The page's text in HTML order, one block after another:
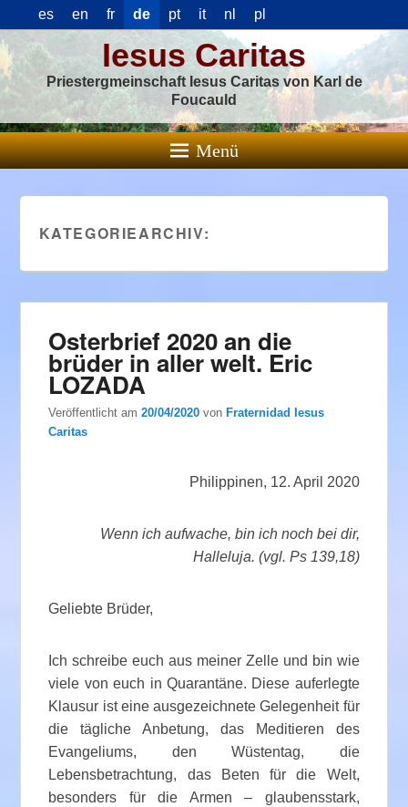
es en fr de pt it nl pl
Iesus Caritas
Priestergmeinschaft Iesus Caritas von Karl de
Foucauld
Menü
KATEGORIEARCHIV:
Osterbrief 2020 an die
brüder in aller welt. Eric
LOZADA
Veröffentlicht am20/04/2020 von Fraternidad Iesus
Caritas
Philippinen, 12. April 2020
Wenn ich aufwache, bin ich noch bei dir,
Halleluja. (vgl. Ps 139,18)
Geliebte Brüder,
Ich schreibe euch aus meiner Zelle und bin wie
viele von euch in Quarantäne. Diese auferlegte
Klausur ist eine ausgezeichnete Gelegenheit für
die tägliche Anbetung, das Meditieren des
Evangeliums, den Wüstentag, die
Lebensbetrachtung, das Beten für die Welt,
besonders für die Armen – glaubensstark,